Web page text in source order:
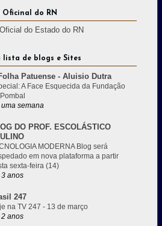
Oficinal do RN
do Estado do RN
lista de blogs e Sites
Patuense - Aluisio Dutra
A Face Esquecida da Fundação
semana
DO PROF. ESCOLÁSTICO
MODERNA Blog será
em nova plataforma a partir
sexta-feira (14)
3 anos
247
na TV 247 - 13 de março
2 anos